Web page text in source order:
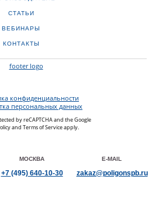
СТАТЬИ
ВЕБИНАРЫ
КОНТАКТЫ
конфиденциальности
персональных данных
by reCAPTCHA and the Google
and Terms of Serviceapply.
МОСКВА
+7 (495)640-10-30
E-MAIL
zakaz@poligonspb.ru